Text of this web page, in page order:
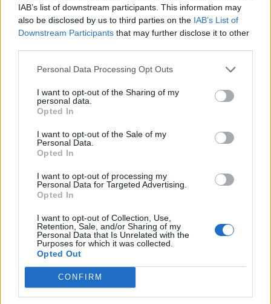
IAB’s list of downstream participants. This information may
also be disclosed by us to third parties on the IAB’s List of
Downstream Participants that may further disclose it to other
Personal Data Processing Opt Outs
I want to opt-out of the Sharing of my
personal data.
Opted In
I want to opt-out of the Sale of my
Personal Data.
Opted In
I want to opt-out of processing my
Personal Data for Targeted Advertising.
Opted In
I want to opt-out of Collection, Use,
Retention, Sale, and/or Sharing of my
Personal Data that Is Unrelated with the
Purposes for which it was collected.
Opted Out
CONFIRM
AKTOR: Συμφωνία με τη Motor Oil για την
εξαγορά του 75% των ΗΛΕΚΤΩΡ και THALIS
Ο Όμιλος AKTOR υπέγραψε δεσμευτική συμφωνία με τη Motor Oil
για την έμμεση απόκτηση του 75% των εταιρειών ΗΛΕΚΤΩΡ και
THALIS, ενισχύοντας τις δραστηριότητες του Ομίλου στην κυκλική
οικονομία και τον κύκλο του νερού.
NEWSROOM/05 Αυγ 2026